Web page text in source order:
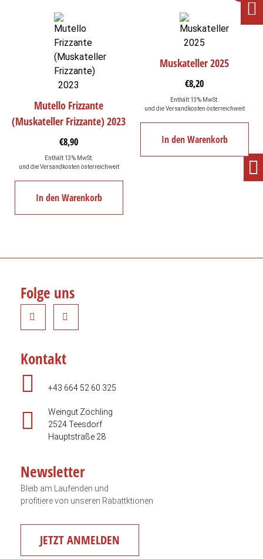
Mutello Frizzante
(Muskateller Frizzante) 2023
€8,90
Enthält 13% MwSt.
und die Versandkosten österreichweit
In den Warenkorb
Muskateller 2025
€8,20
Enthält 13% MwSt.
und die Versandkosten österreichweit
In den Warenkorb
Folge uns
Kontakt
+43 664 52 60 325
Weingut Zöchling
2524 Teesdorf
Hauptstraße 28
Newsletter
Bleib am Laufenden und
profitiere von unseren Rabattktionen
JETZT ANMELDEN